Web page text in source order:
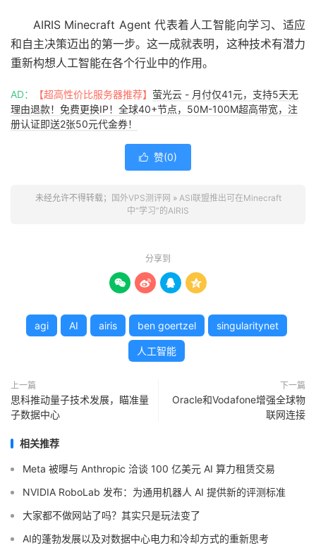
AIRIS Minecraft Agent 代表着人工智能向学习、适应
和自主决策迈出的第一步。这一成就表明，这种技术有潜力
重新构想人工智能在各个行业中的作用。
AD： 【超高性价比服务器推荐】 萤光云 - 月付仅41元，支持5天无
理由退款！免费更换IP！全球40+节点，50M-100M超高带宽，注
册认证即送2张50元代金券！
 赞(0)
未经允许不得转载； 国外VPS测评网 » ASI联盟推出可在Minecraft
中“学习”的AIRIS
分享到
   
agi AI airis ben goertzel singularitynet
人工智能
上一篇
思科推动量子技术发展，瞄准量
子数据中心
下一篇
Oracle和Vodafone增强全球物
联网连接
相关推荐
Meta 被曝与 Anthropic 洽谈 100 亿美元 AI 算力租赁交易
NVIDIA RoboLab 发布：为通用机器人 AI 提供新的评测标准
大家都不做网站了吗？其实只是玩法变了
AI的蓬勃发展以及对数据中心电力和冷却方式的重新思考